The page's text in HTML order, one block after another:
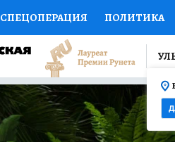
СПЕЦОПЕРАЦИЯ ПОЛИТИКА
НАУКА СПОРТ
ДОКТОР ФИНАНСЫ
ПРОГНОЗЫ НА СПОРТ